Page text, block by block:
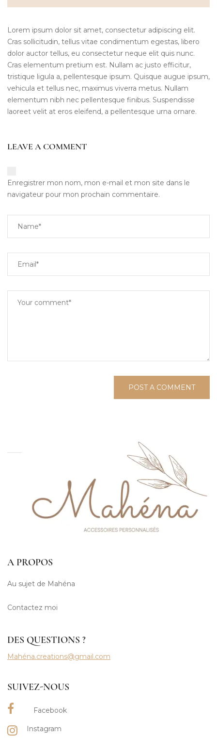
Lorem ipsum dolor sit amet, consectetur adipiscing elit.
Cras sollicitudin, tellus vitae condimentum egestas, libero
dolor auctor tellus, eu consectetur neque elit quis nunc.
Cras elementum pretium est. Nullam ac justo efficitur,
tristique ligula a, pellentesque ipsum. Quisque augue ipsum,
vehicula et tellus nec, maximus viverra metus. Nullam
elementum nibh nec pellentesque finibus. Suspendisse
laoreet velit at eros eleifend, a pellentesque urna ornare.
LEAVE A COMMENT
Enregistrer mon nom, mon e-mail et mon site dans le
navigateur pour mon prochain commentaire.
A PROPOS
Au sujet de Mahéna
Contactez moi
DES QUESTIONS ?
Mahéna.creations@gmail.com
SUIVEZ-NOUS
Facebook
Instagram